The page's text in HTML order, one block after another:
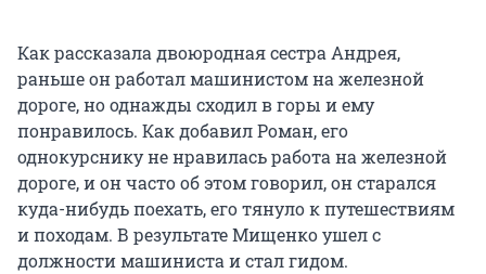
Как рассказала двоюродная сестра Андрея,
раньше он работал машинистом на железной
дороге, но однажды сходил в горы и ему
понравилось. Как добавил Роман, его
однокурснику не нравилась работа на железной
дороге, и он часто об этом говорил, он старался
куда-нибудь поехать, его тянуло к путешествиям
и походам. В результате Мищенко ушел с
должности машиниста и стал гидом.